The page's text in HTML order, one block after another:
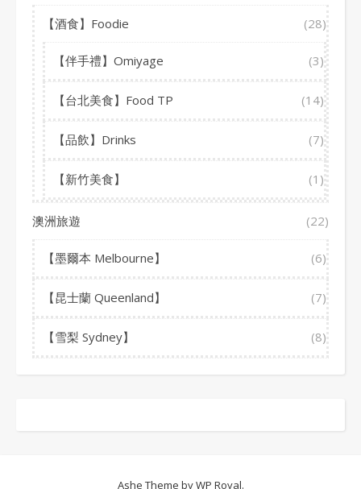
【酒食】Foodie (28)
【伴手禮】Omiyage (3)
【台北美食】Food TP (14)
【品飲】Drinks (7)
【新竹美食】 (1)
澳洲旅遊 (22)
【墨爾本 Melbourne】 (6)
【昆士蘭 Queenland】 (7)
【雪梨 Sydney】 (8)
Ashe Theme byWP Royal.